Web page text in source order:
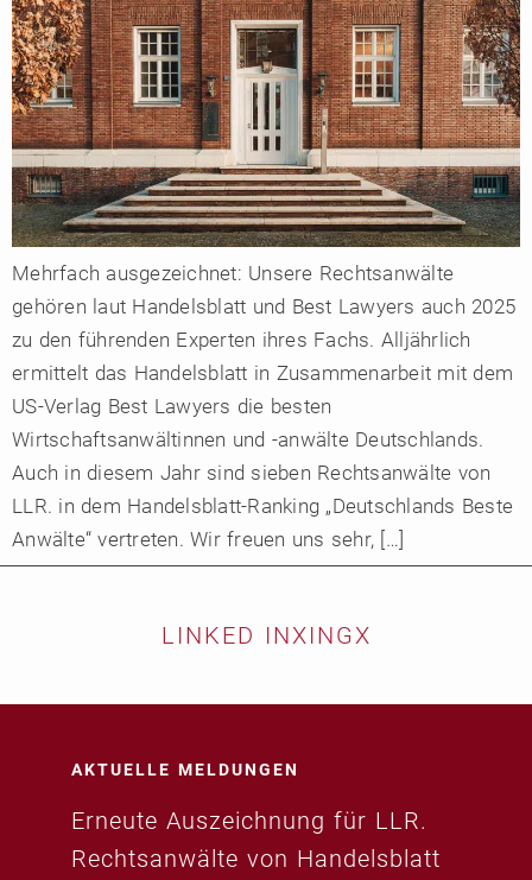
Mehrfach ausgezeichnet: Unsere Rechtsanwälte
gehören laut Handelsblatt und Best Lawyers auch 2025
zu den führenden Experten ihres Fachs. Alljährlich
ermittelt das Handelsblatt in Zusammenarbeit mit dem
US-Verlag Best Lawyers die besten
Wirtschaftsanwältinnen und -anwälte Deutschlands.
Auch in diesem Jahr sind sieben Rechtsanwälte von
LLR. in dem Handelsblatt-Ranking „Deutschlands Beste
Anwälte“ vertreten. Wir freuen uns sehr, […]
LINKED INXINGX
AKTUELLE MELDUNGEN
Erneute Auszeichnung für LLR.
Rechtsanwälte von Handelsblatt